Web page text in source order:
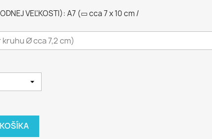
VEĽKOSTI): A7 (▭ cca 7 x 10 cm /